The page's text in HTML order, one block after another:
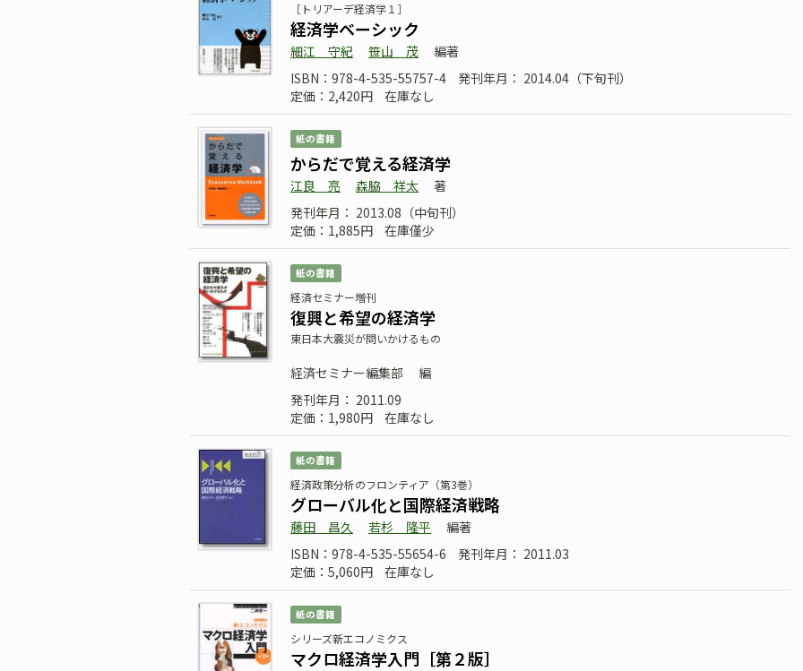
［トリアーデ経済学１］
経済学ベーシック
細江 守紀 笹山 茂
編著
ISBN：978-4-535-55757-4
発刊年月： 2014.04（下旬刊）
定価：2,420円
在庫なし
紙の書籍
からだで覚える経済学
江良 亮 森脇 祥太
著
発刊年月： 2013.08（中旬刊）
定価：1,885円
在庫僅少
紙の書籍
経済セミナー増刊
復興と希望の経済学
東日本大震災が問いかけるもの
経済セミナー編集部
編
発刊年月： 2011.09
定価：1,980円
在庫なし
紙の書籍
経済政策分析のフロンティア（第3巻）
グローバル化と国際経済戦略
藤田 昌久 若杉 隆平
編著
ISBN：978-4-535-55654-6
発刊年月： 2011.03
定価：5,060円
在庫なし
紙の書籍
シリーズ新エコノミクス
マクロ経済学入門［第２版］